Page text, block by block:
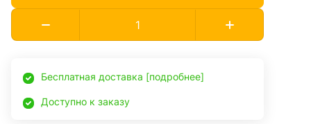
Бесплатная доставка [подробнее]
Доступно к заказу